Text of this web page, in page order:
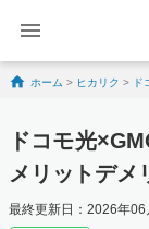
Skip to content
ホーム > ヒカリク > ド
ドコモ光
メリットデメ
最終更新日：2026年06